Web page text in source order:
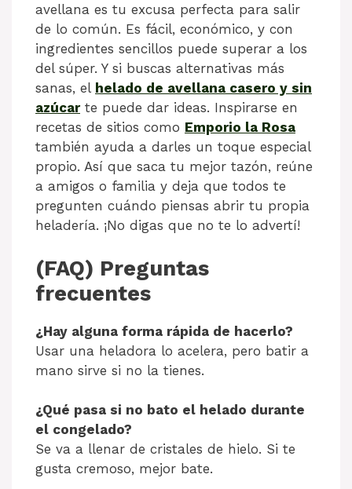
avellana es tu excusa perfecta para salir
de lo común. Es fácil, económico, y con
ingredientes sencillos puede superar a los
del súper. Y si buscas alternativas más
sanas, el helado de avellana casero y sin
azúcarte puede dar ideas. Inspirarse en
recetas de sitios como Emporio la Rosa
también ayuda a darles un toque especial
propio. Así que saca tu mejor tazón, reúne
a amigos o familia y deja que todos te
pregunten cuándo piensas abrir tu propia
heladería. ¡No digas que no te lo advertí!
(FAQ) Preguntas
frecuentes
¿Hay alguna forma rápida de hacerlo?
Usar una heladora lo acelera, pero batir a
mano sirve si no la tienes.
¿Qué pasa si no bato el helado durante
el congelado?
Se va a llenar de cristales de hielo. Si te
gusta cremoso, mejor bate.